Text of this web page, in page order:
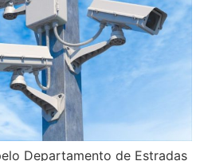
Departamento de Estradas